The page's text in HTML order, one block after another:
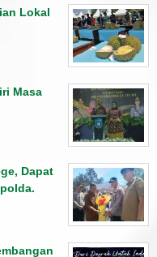
Lokal
Masa
Dapat